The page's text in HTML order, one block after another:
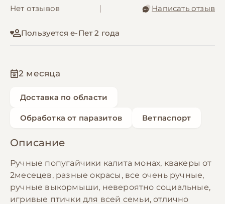
Нет отзывов Написать отзыв
Пользуется е-Пет 2 года
2 месяца
Доставка по области
Обработка от паразитов Ветпаспорт
Описание
Ручные попугайчики калита монах, квакеры от
2месецев, разные окрасы, все очень ручные,
ручные выкормыши, невероятно социальные,
игривые птички для всей семьи, отлично